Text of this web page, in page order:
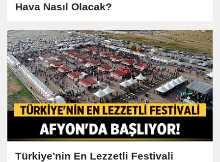
Hava Nasıl Olacak?
Türkiye'nin En Lezzetli Festivali